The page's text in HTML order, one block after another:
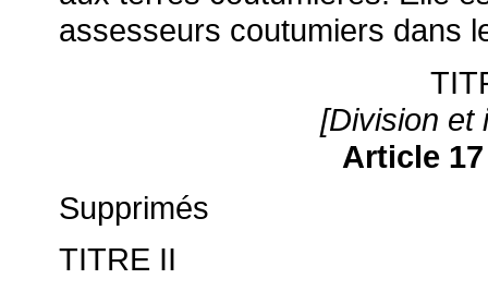
assesseurs coutumiers dans
[Division et
Article
Supprimés
TITRE II